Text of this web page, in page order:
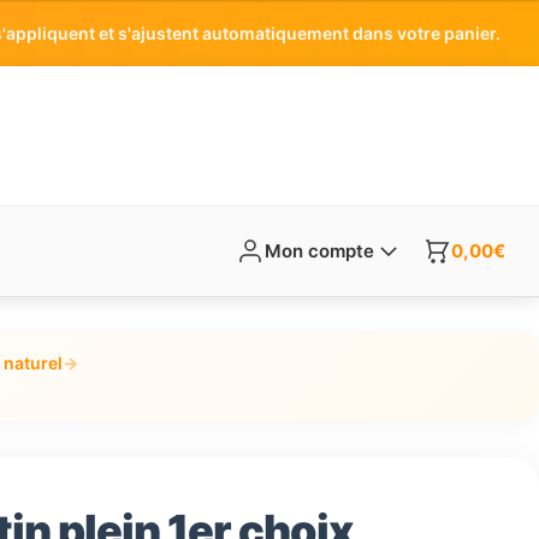
et s'ajustent automatiquement dans votre panier.
Mon compte 0,00€
naturel→